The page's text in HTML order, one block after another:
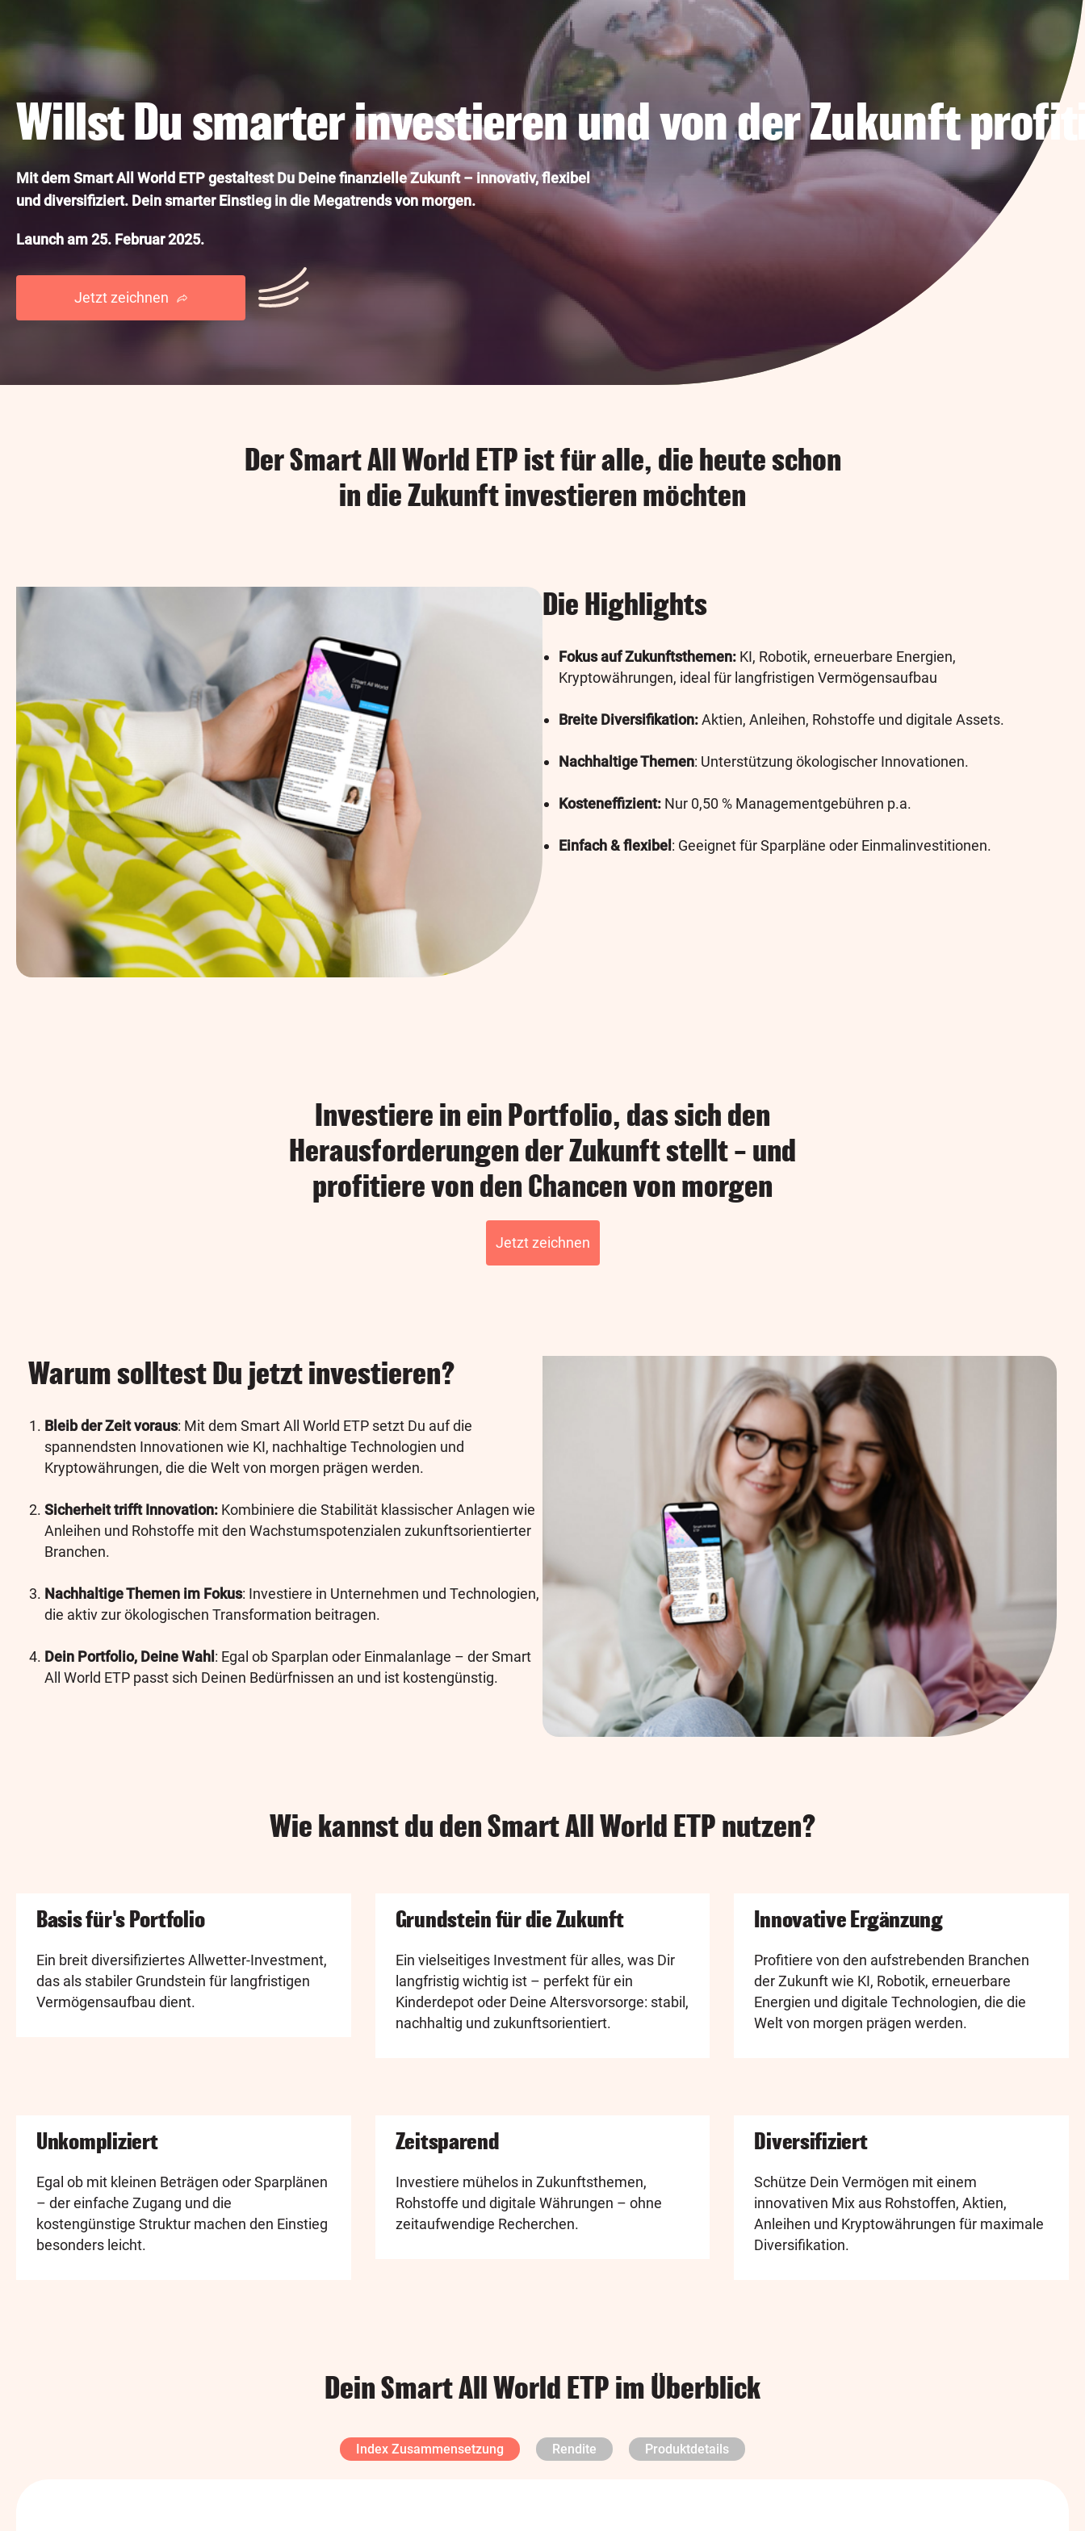
Willst Du smarter investieren und von der Zukunft
Mit dem Smart All World ETP gestaltest Du Deine finanzielle Zukunft – innovativ, flexibel
und diversifiziert. Dein smarter Einstieg in die Megatrends von morgen.
Launch am 25. Februar 2025.
Jetzt zeichnen
Der Smart All World ETP ist für alle, die heute schon
in die Zukunft investieren möchten
Die Highlights
Fokus auf Zukunftsthemen: KI, Robotik, erneuerbare Energien,
Kryptowährungen, ideal für langfristigen Vermögensaufbau
Breite Diversifikation:Aktien, Anleihen, Rohstoffe und digitale Assets.
Nachhaltige Themen: Unterstützung ökologischer Innovationen.
Kosteneffizient: Nur 0,50 % Managementgebühren p.a.
Einfach & flexibel : Geeignet für Sparpläne oder Einmalinvestitionen.
Investiere in ein Portfolio, das sich den
Herausforderungen der Zukunft stellt – und
profitiere von den Chancen von morgen
Jetzt zeichnen
Warum solltest Du jetzt investieren?
Bleib der Zeit voraus: Mit dem Smart All World ETP setzt Du auf die
spannendsten Innovationen wie KI, nachhaltige Technologien und
Kryptowährungen, die die Welt von morgen prägen werden.
Sicherheit trifft Innovation: Kombiniere die Stabilität klassischer Anlagen wie
Anleihen und Rohstoffe mit den Wachstumspotenzialen zukunftsorientierter
Branchen.
Nachhaltige Themen im Fokus: Investiere in Unternehmen und Technologien,
die aktiv zur ökologischen Transformation beitragen.
Dein Portfolio, Deine Wahl: Egal ob Sparplan oder Einmalanlage – der Smart
All World ETP passt sich Deinen Bedürfnissen an und ist kostengünstig.
Wie kannst du den Smart All World ETP nutzen?
Basis für's Portfolio
Ein breit diversifiziertes Allwetter-Investment,
das als stabiler Grundstein für langfristigen
Vermögensaufbau dient.
Grundstein für die Zukunft
Ein vielseitiges Investment für alles, was Dir
langfristig wichtig ist – perfekt für ein
Kinderdepot oder Deine Altersvorsorge: stabil,
nachhaltig und zukunftsorientiert.
Innovative Ergänzung
Profitiere von den aufstrebenden Branchen
der Zukunft wie KI, Robotik, erneuerbare
Energien und digitale Technologien, die die
Welt von morgen prägen werden.
Unkompliziert
Egal ob mit kleinen Beträgen oder Sparplänen
– der einfache Zugang und die
kostengünstige Struktur machen den Einstieg
besonders leicht.
Zeitsparend
Investiere mühelos in Zukunftsthemen,
Rohstoffe und digitale Währungen – ohne
zeitaufwendige Recherchen.
Diversifiziert
Schütze Dein Vermögen mit einem
innovativen Mix aus Rohstoffen, Aktien,
Anleihen und Kryptowährungen für maximale
Diversifikation.
Dein Smart All World ETP im Überblick
Index Zusammensetzung Rendite Produktdetails